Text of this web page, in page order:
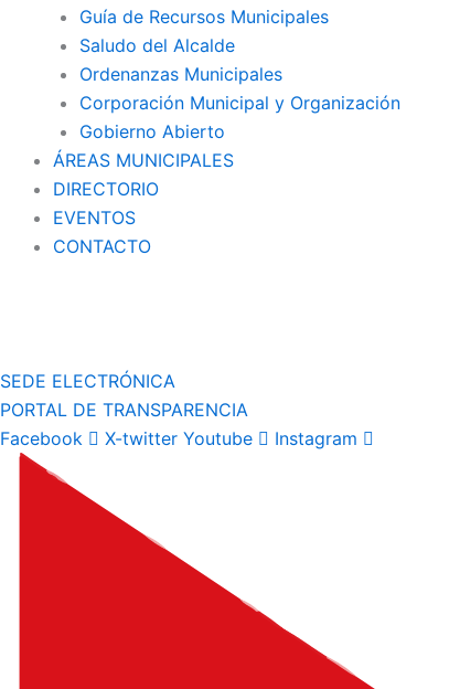
Guía de Recursos Municipales
Saludo del Alcalde
Ordenanzas Municipales
Corporación Municipal y Organización
Gobierno Abierto
ÁREAS MUNICIPALES
DIRECTORIO
EVENTOS
CONTACTO
SEDE ELECTRÓNICA
PORTAL DE TRANSPARENCIA
Facebook
X-twitter Youtube Instagram